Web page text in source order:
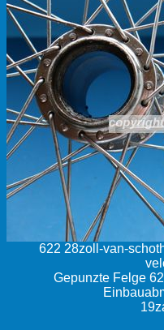
622 28zoll-van-
Gepunzte Felge